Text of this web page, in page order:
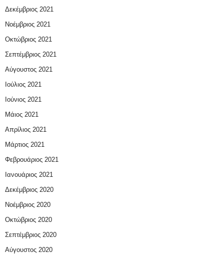
Δεκέμβριος 2021
Νοέμβριος 2021
Οκτώβριος 2021
Σεπτέμβριος 2021
Αύγουστος 2021
Ιούλιος 2021
Ιούνιος 2021
Μάιος 2021
Απρίλιος 2021
Μάρτιος 2021
Φεβρουάριος 2021
Ιανουάριος 2021
Δεκέμβριος 2020
Νοέμβριος 2020
Οκτώβριος 2020
Σεπτέμβριος 2020
Αύγουστος 2020